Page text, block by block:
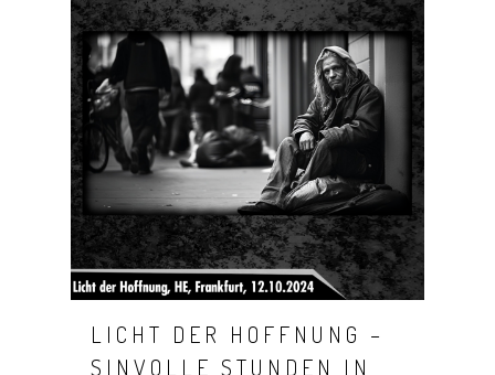
LICHT DER HOFFNUNG –
SINVOLLE STUNDEN IN